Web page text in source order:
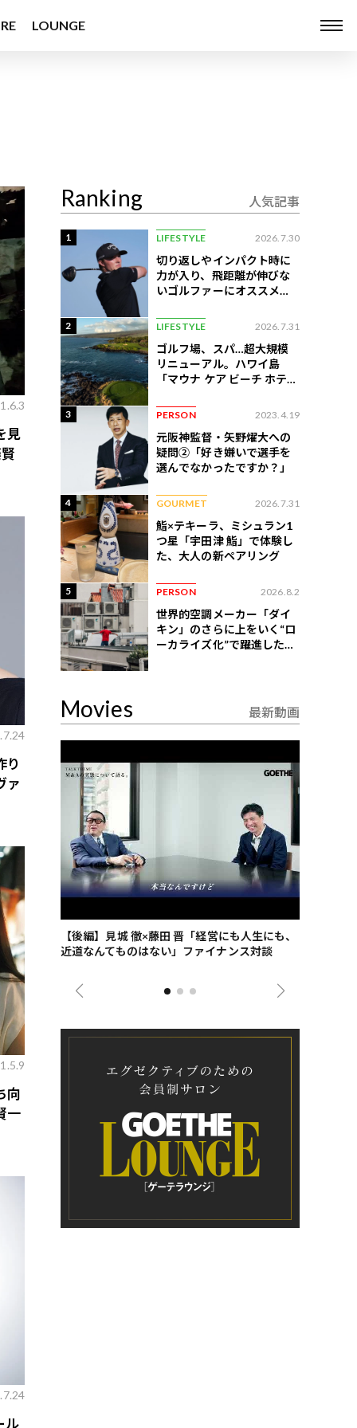
LOUNGE
見
り
ァ
向
一
ル
Ranking 人気記事
1 LIFESTYLE 2026.7.30
切り返しやインパクト時に
力が入り、飛距離が伸びな
いゴルファーにオススメの
2 LIFESTYLE 2026.7.31
ゴルフ場、スパ…超大規模
リニューアル。ハワイ島
「マウナ ケア ビーチ ホテ
3 PERSON 2023.4.19
元阪神監督・矢野燿大への
疑問②「好き嫌いで選手を
選んでなかったですか？」
4 GOURMET 2026.7.31
鮨×テキーラ、ミシュラン1
つ星「宇田津 鮨」で体験し
た、大人の新ペアリング
5 PERSON 2026.8.2
世界的空調メーカー「ダイ
キン」のさらに上をいく“ロ
ーカライズ化”で躍進したイ
Movies 最新動画
た、海最
【後編】見城 徹×藤田 晋「経営にも人生にも、
近道なんてものはない」ファイナンス対談